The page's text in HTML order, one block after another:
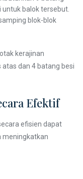
untuk balok tersebut.
blok-blok
kerajinan
atas dan 4 batang besi
Efektif
efisien dapat
meningkatkan